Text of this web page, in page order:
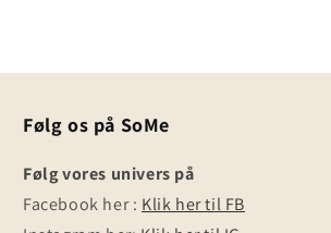
Følg os på SoMe
Følg vores univers på
Facebook her : Klik her til FB